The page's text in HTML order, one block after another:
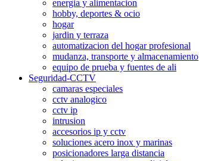
energia y alimentacion
hobby, deportes & ocio
hogar
jardin y terraza
automatizacion del hogar profesional
mudanza, transporte y almacenamiento
equipo de prueba y fuentes de ali
Seguridad-CCTV
camaras especiales
cctv analogico
cctv ip
intrusion
accesorios ip y cctv
soluciones acero inox y marinas
posicionadores larga distancia